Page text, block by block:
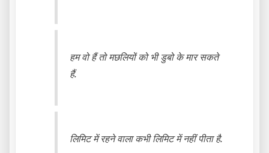
हम वो हैं तो मछलियों को भी डुबो के मार सकते
हैं.
लिमिट में रहने वाला कभी लिमिट में नहीं पीता है.